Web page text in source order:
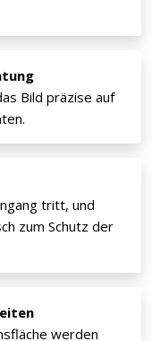
Bild präzise auf
tritt, und
zum Schutz der
werden